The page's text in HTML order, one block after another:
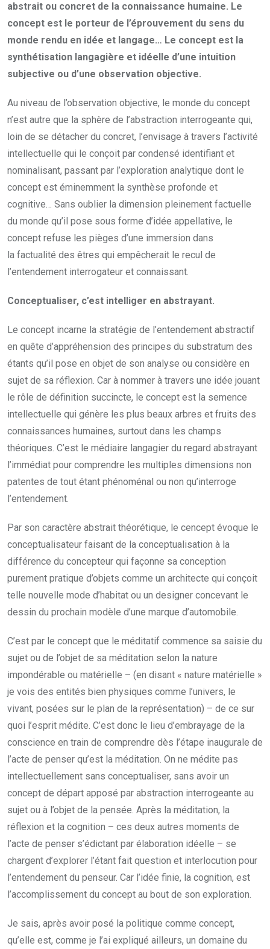
abstrait ou concret de la connaissance humaine. Le
concept est le porteur de l’éprouvement du sens du
monde rendu en idée et langage… Le concept est la
synthétisation langagière et idéelle d’une intuition
subjective ou d’une observation objective.
Au niveau de l’observation objective, le monde du concept
n’est autre que la sphère de l’abstraction interrogeante qui,
loin de se détacher du concret, l’envisage à travers l’activité
intellectuelle qui le conçoit par condensé identifiant et
nominalisant, passant par l’exploration analytique dont le
concept est éminemment la synthèse profonde et
cognitive… Sans oublier la dimension pleinement factuelle
du monde qu’il pose sous forme d’idée appellative, le
concept refuse les pièges d’une immersion dans
la factualité des êtres qui empêcherait le recul de
l’entendement interrogateur et connaissant.
Conceptualiser, c’est intelliger en abstrayant.
Le concept incarne la stratégie de l’entendement abstractif
en quête d’appréhension des principes du substratum des
étants qu’il pose en objet de son analyse ou considère en
sujet de sa réflexion. Car à nommer à travers une idée jouant
le rôle de définition succincte, le concept est la semence
intellectuelle qui génère les plus beaux arbres et fruits des
connaissances humaines, surtout dans les champs
théoriques. C’est le médiaire langagier du regard abstrayant
l’immédiat pour comprendre les multiples dimensions non
patentes de tout étant phénoménal ou non qu’interroge
l’entendement.
Par son caractère abstrait théorétique, le cencept évoque le
conceptualisateur faisant de la conceptualisation à la
différence du concepteur qui façonne sa conception
purement pratique d’objets comme un architecte qui conçoit
telle nouvelle mode d’habitat ou un designer concevant le
dessin du prochain modèle d’une marque d’automobile.
C’est par le concept que le méditatif commence sa saisie du
sujet ou de l’objet de sa méditation selon la nature
impondérable ou matérielle – (en disant « nature matérielle »
je vois des entités bien physiques comme l’univers, le
vivant, posées sur le plan de la représentation) – de ce sur
quoi l’esprit médite. C’est donc le lieu d’embrayage de la
conscience en train de comprendre dès l’étape inaugurale de
l’acte de penser qu’est la méditation. On ne médite pas
intellectuellement sans conceptualiser, sans avoir un
concept de départ apposé par abstraction interrogeante au
sujet ou à l’objet de la pensée. Après la méditation, la
réflexion et la cognition – ces deux autres moments de
l’acte de penser s’édictant par élaboration idéelle – se
chargent d’explorer l’étant fait question et interlocution pour
l’entendement du penseur. Car l’idée finie, la cognition, est
l’accomplissement du concept au bout de son exploration.
Je sais, après avoir posé la politique comme concept,
qu’elle est, comme je l’ai expliqué ailleurs, un domaine du